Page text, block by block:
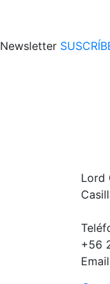
Newsletter
Lord
+56